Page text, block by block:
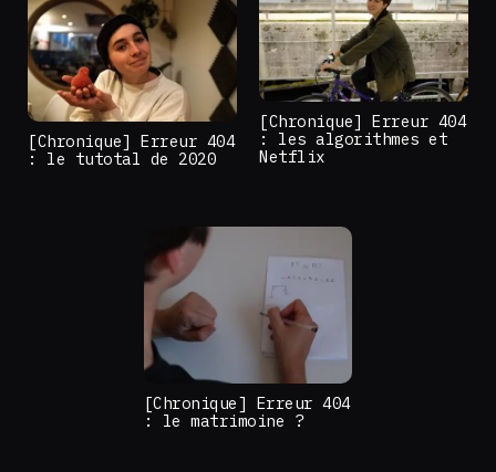
[Chronique] Erreur 404
: le tutotal de 2020
[Chronique] Erreur 404
: les algorithmes et
Netflix
[Chronique] Erreur 404
: le matrimoine ?